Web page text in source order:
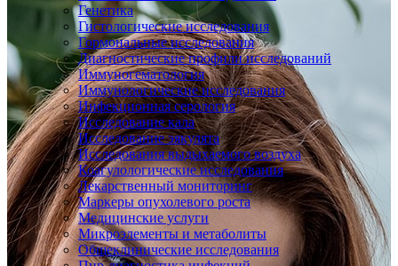
Генетика
Гистологические исследования
Гормональные исследования
Диагностические профили исследований
Иммуногематология
Иммунологические исследования
Инфекционная серология
Исследование кала
Исследование эякулята
Исследования выдыхаемого воздуха
Коагулологические исследования
Лекарственный мониторинг
Маркеры опухолевого роста
Медицинские услуги
Микроэлементы и метаболиты
Общеклинические исследования